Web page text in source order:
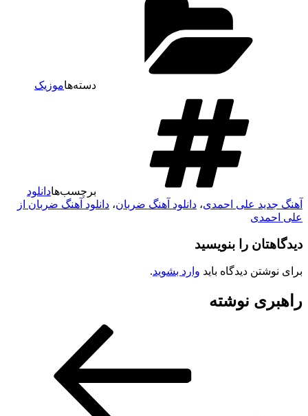
دسته‌هاموزیک
برچسب‌هادانلود
آهنگ جدید علی احمدی، دانلود آهنگ ضربان، دانلود آهنگ ضربان از
علی احمدی
دیدگاهتان را بنویسید
برای نوشتن دیدگاه باید وارد بشوید.
راهبری نوشته